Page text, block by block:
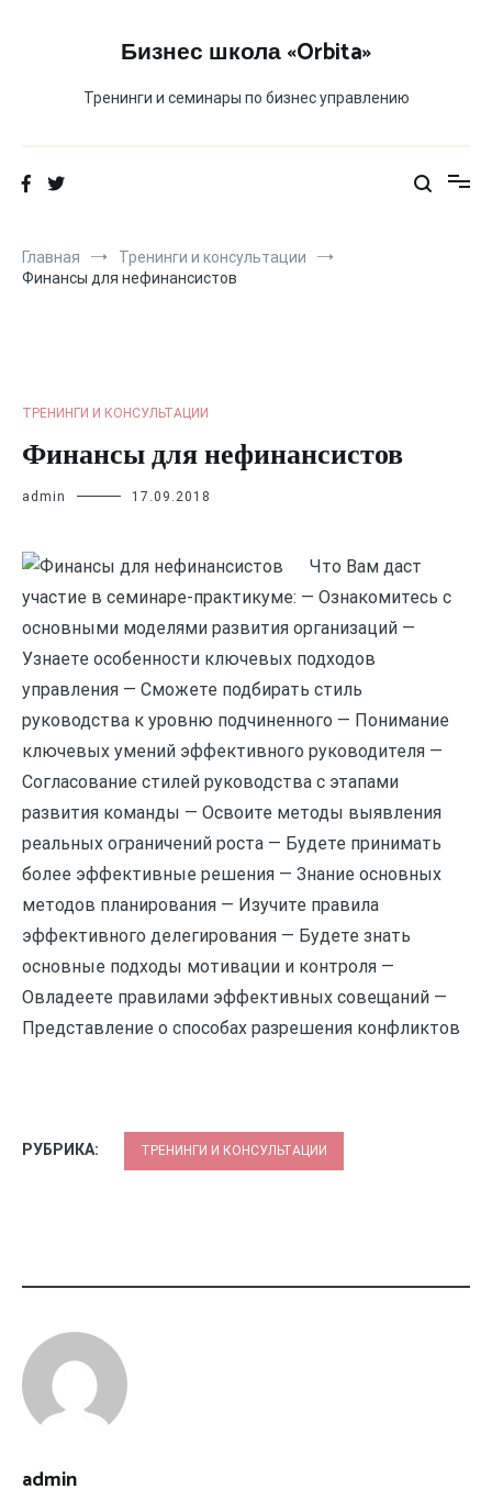
Бизнес школа «Orbita»
Тренинги и семинары по бизнес управлению
Главная
Тренинги и консультации
Финансы для нефинансистов
ТРЕНИНГИ И КОНСУЛЬТАЦИИ
Финансы для нефинансистов
admin 17.09.2018
Что Вам даст
участие в семинаре-практикуме: — Ознакомитесь с
основными моделями развития организаций —
Узнаете особенности ключевых подходов
управления — Сможете подбирать стиль
руководства к уровню подчиненного — Понимание
ключевых умений эффективного руководителя —
Согласование стилей руководства с этапами
развития команды — Освоите методы выявления
реальных ограничений роста — Будете принимать
более эффективные решения — Знание основных
методов планирования — Изучите правила
эффективного делегирования — Будете знать
основные подходы мотивации и контроля —
Овладеете правилами эффективных совещаний —
Представление о способах разрешения конфликтов
РУБРИКА: ТРЕНИНГИ И КОНСУЛЬТАЦИИ
admin